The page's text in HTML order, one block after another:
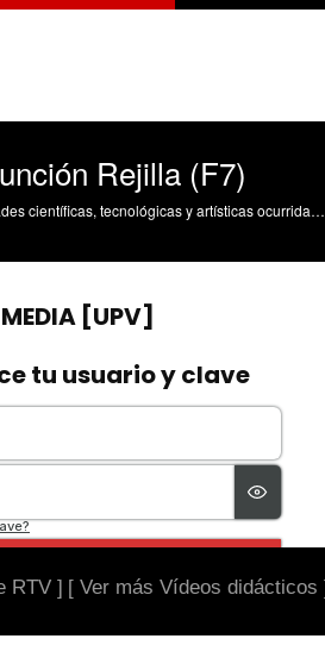
Rejilla (F7)
Divulgación de las actividades científicas, tecnológicas y artísticas ocurridas en los tres campus de la UPV
RTV ] [ Ver más Vídeos didácticos